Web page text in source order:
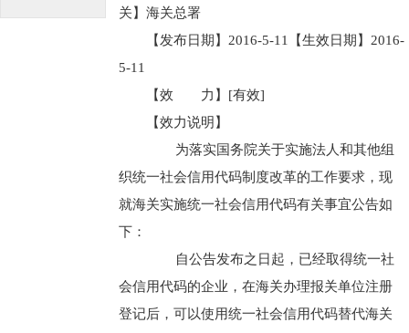
关】海关总署
【发布日期】2016-5-11【生效日期】2016-
5-11
【效 力】[有效]
【效力说明】
为落实国务院关于实施法人和其他组
织统一社会信用代码制度改革的工作要求，现
就海关实施统一社会信用代码有关事宜公告如
下：
自公告发布之日起，已经取得统一社
会信用代码的企业，在海关办理报关单位注册
登记后，可以使用统一社会信用代码替代海关